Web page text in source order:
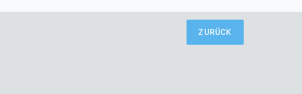
ZURÜCK